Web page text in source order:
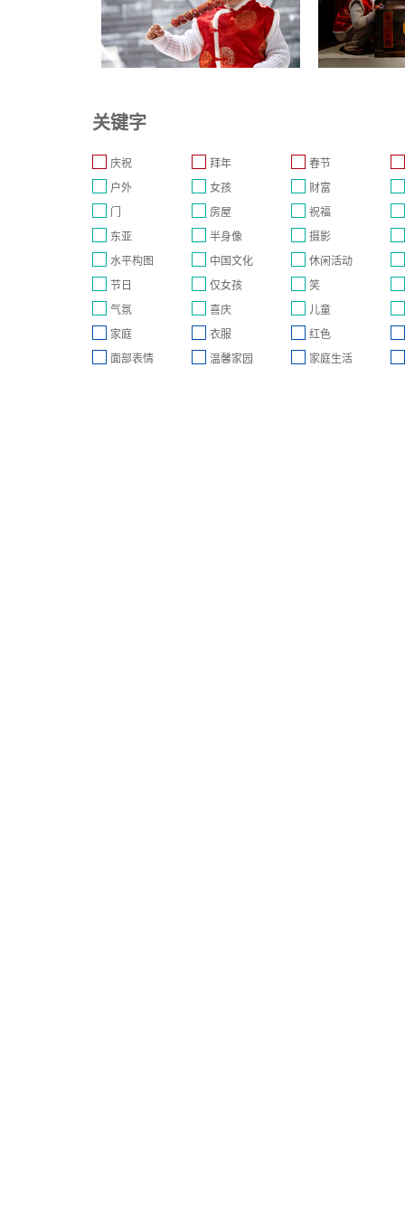
关键字
庆祝 拜年
春节
户外
女孩
财富
门
房屋
祝福
东亚
半身像
摄影
水平构图
中国文化
休闲活动
节日
仅女孩
笑
气氛
喜庆
儿童
家庭
衣服
红色
面部表情
温馨家园 家庭生活